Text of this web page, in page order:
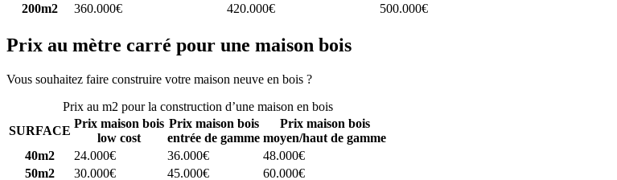
200m2
360.000€ 420.000€ 500.000€
Prix au mètre carré pour une maison bois
Vous souhaitez faire construire votre maison neuve en bois ?
Prix au m2 pour la construction d’une maison en bois
SURFACE
Prix maison bois
low cost
Prix maison bois
entrée de gamme
Prix maison bois
moyen/haut de gamme
40m2
24.000€ 36.000€
48.000€
50m2
30.000€ 45.000€
60.000€